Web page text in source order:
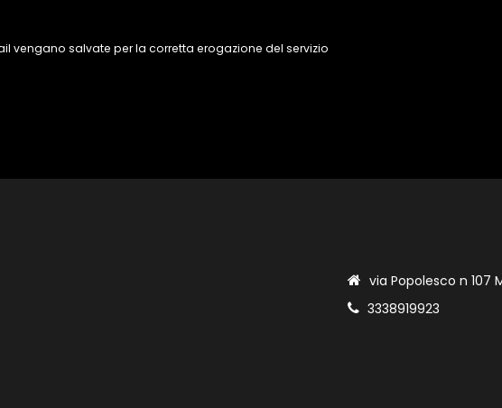
vengano salvate per la corretta erogazione del servizio
via Popolesco n 107
3338919923